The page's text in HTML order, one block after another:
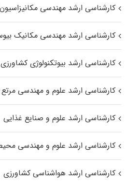
کارشناسی ارشد مهندسی
کارشناسی ارشد مهندسی مکانیک
کارشناسی ارشد بیوتکنولوژی کشاورزی
کارشناسی ارشد علوم و مهندسی مرتع
کارشناسی ارشد علوم و صنایع غذایی
کارشناسی ارشد علوم و مهندسی
کارشناسی ارشد هواشناسی کشاورزی